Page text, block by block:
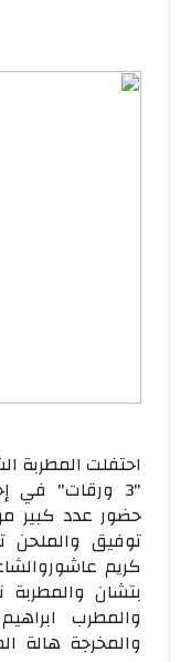
احتفلت المطربة
"3 ورقات" في
حضور عدد كبير
توفيق والملحن
كريم
بتشان
والمطرب
والمخرجة هالة